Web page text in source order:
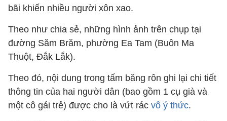
bãi khiến nhiều người xôn xao.
Theo như chia sẻ, những hình ảnh trên chụp tại
đường Săm Brăm, phường Ea Tam (Buôn Ma
Thuột, Đắk Lắk).
Theo đó, nội dung trong tấm băng rôn ghi lại chi tiết
thông tin của hai người dân (bao gồm 1 cụ già và
một cô gái trẻ) được cho là vứt rác vô ý thức.